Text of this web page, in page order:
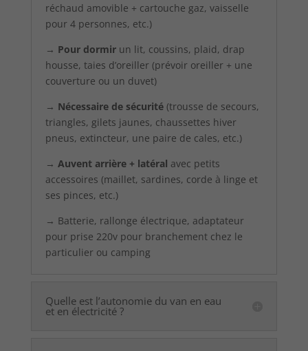
réchaud amovible + cartouche gaz, vaisselle
pour 4 personnes, etc.)
→ Pour dormirun lit, coussins, plaid, drap
housse, taies d’oreiller (prévoir oreiller + une
couverture ou un duvet)
→ Nécessaire de sécurité(trousse de secours,
triangles, gilets jaunes, chaussettes hiver
pneus, extincteur, une paire de cales, etc.)
→ Auvent arrière + latéral avec petits
accessoires (maillet, sardines, corde à linge et
ses pinces, etc.)
→ Batterie, rallonge électrique, adaptateur
pour prise 220v pour branchement chez le
particulier ou camping
Quelle est l’autonomie du van en eau
et en électricité ?